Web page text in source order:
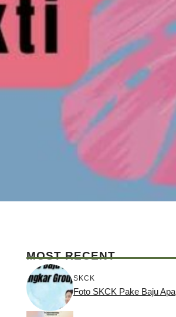
MOST RECENT
SKCK
Foto SKCK Pake Baju Apa